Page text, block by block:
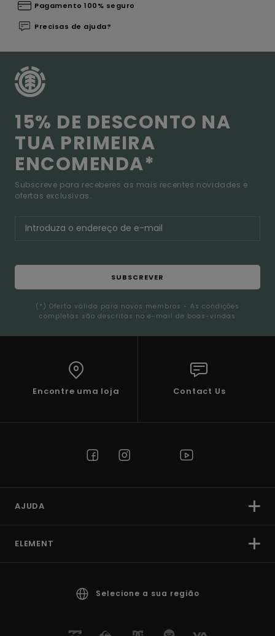
Pagamento 100% seguro
Precisas de ajuda?
15% DE DESCONTO NA
TUA PRIMEIRA
ENCOMENDA*
Subscreve para receberes as mais recentes novidades e
ofertas exclusivas.
SUBSCREVER
(*) Oferta válida para novos membros - As condições
completas são descritas no e-mail de boas-vindas
Encontre uma loja Contact Us
AJUDA
ELEMENT
Selecione a sua região